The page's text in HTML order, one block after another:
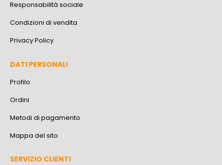
Responsabilità sociale
Condizioni di vendita
Privacy Policy
DATI PERSONALI
Profilo
Ordini
Metodi di pagamento
Mappa del sito
SERVIZIO CLIENTI